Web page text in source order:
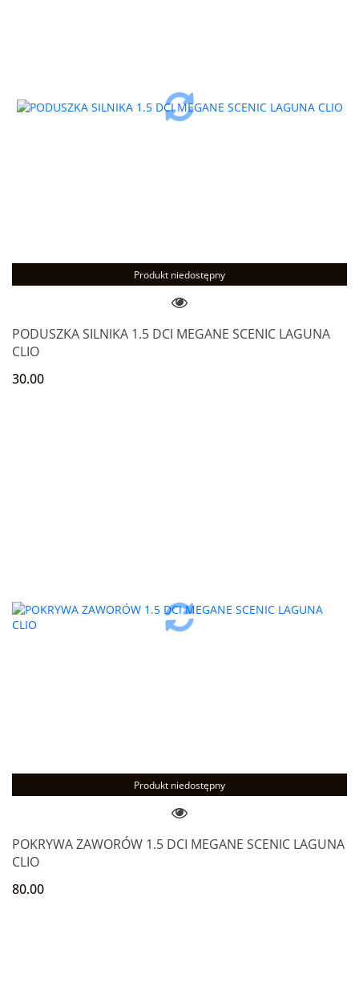
Produkt niedostępny
PODUSZKA SILNIKA 1.5 DCI MEGANE SCENIC LAGUNA
CLIO
30.00
Produkt niedostępny
POKRYWA ZAWORÓW 1.5 DCI MEGANE SCENIC LAGUNA
CLIO
80.00